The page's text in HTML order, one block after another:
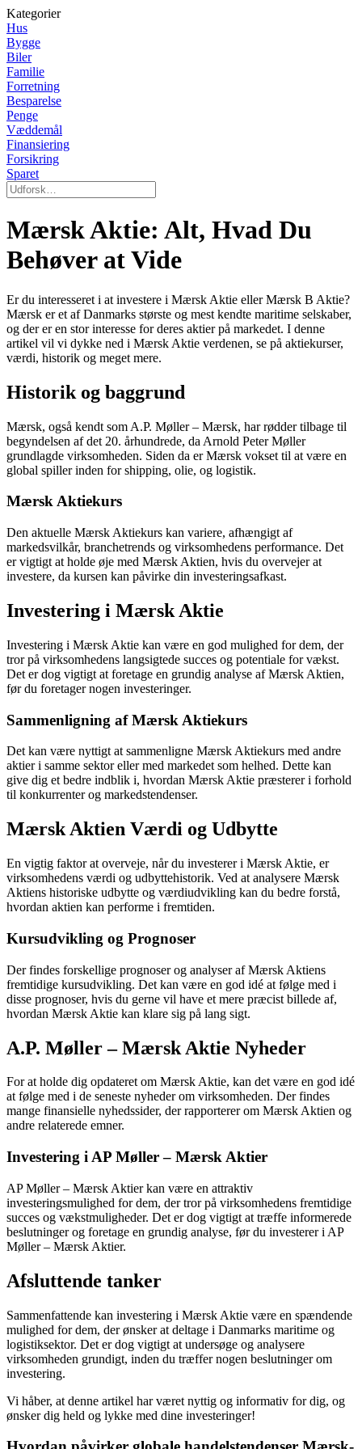
Kategorier
Hus
Bygge
Biler
Familie
Forretning
Besparelse
Penge
Væddemål
Finansiering
Forsikring
Sparet
Mærsk Aktie: Alt, Hvad Du
Behøver at Vide
Er du interesseret i at investere i Mærsk Aktie eller Mærsk B Aktie?
Mærsk er et af Danmarks største og mest kendte maritime selskaber,
og der er en stor interesse for deres aktier på markedet. I denne
artikel vil vi dykke ned i Mærsk Aktie verdenen, se på aktiekurser,
værdi, historik og meget mere.
Historik og baggrund
Mærsk, også kendt som A.P. Møller – Mærsk, har rødder tilbage til
begyndelsen af det 20. århundrede, da Arnold Peter Møller
grundlagde virksomheden. Siden da er Mærsk vokset til at være en
global spiller inden for shipping, olie, og logistik.
Mærsk Aktiekurs
Den aktuelle Mærsk Aktiekurs kan variere, afhængigt af
markedsvilkår, branchetrends og virksomhedens performance. Det
er vigtigt at holde øje med Mærsk Aktien, hvis du overvejer at
investere, da kursen kan påvirke din investeringsafkast.
Investering i Mærsk Aktie
Investering i Mærsk Aktie kan være en god mulighed for dem, der
tror på virksomhedens langsigtede succes og potentiale for vækst.
Det er dog vigtigt at foretage en grundig analyse af Mærsk Aktien,
før du foretager nogen investeringer.
Sammenligning af Mærsk Aktiekurs
Det kan være nyttigt at sammenligne Mærsk Aktiekurs med andre
aktier i samme sektor eller med markedet som helhed. Dette kan
give dig et bedre indblik i, hvordan Mærsk Aktie præsterer i forhold
til konkurrenter og markedstendenser.
Mærsk Aktien Værdi og Udbytte
En vigtig faktor at overveje, når du investerer i Mærsk Aktie, er
virksomhedens værdi og udbyttehistorik. Ved at analysere Mærsk
Aktiens historiske udbytte og værdiudvikling kan du bedre forstå,
hvordan aktien kan performe i fremtiden.
Kursudvikling og Prognoser
Der findes forskellige prognoser og analyser af Mærsk Aktiens
fremtidige kursudvikling. Det kan være en god idé at følge med i
disse prognoser, hvis du gerne vil have et mere præcist billede af,
hvordan Mærsk Aktie kan klare sig på lang sigt.
A.P. Møller – Mærsk Aktie Nyheder
For at holde dig opdateret om Mærsk Aktie, kan det være en god idé
at følge med i de seneste nyheder om virksomheden. Der findes
mange finansielle nyhedssider, der rapporterer om Mærsk Aktien og
andre relaterede emner.
Investering i AP Møller – Mærsk Aktier
AP Møller – Mærsk Aktier kan være en attraktiv
investeringsmulighed for dem, der tror på virksomhedens fremtidige
succes og vækstmuligheder. Det er dog vigtigt at træffe informerede
beslutninger og foretage en grundig analyse, før du investerer i AP
Møller – Mærsk Aktier.
Afsluttende tanker
Sammenfattende kan investering i Mærsk Aktie være en spændende
mulighed for dem, der ønsker at deltage i Danmarks maritime og
logistiksektor. Det er dog vigtigt at undersøge og analysere
virksomheden grundigt, inden du træffer nogen beslutninger om
investering.
Vi håber, at denne artikel har været nyttig og informativ for dig, og
ønsker dig held og lykke med dine investeringer!